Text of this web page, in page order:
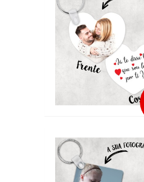
add à lista
HOJE QUE SOU LOUCA POR TI
add à lista